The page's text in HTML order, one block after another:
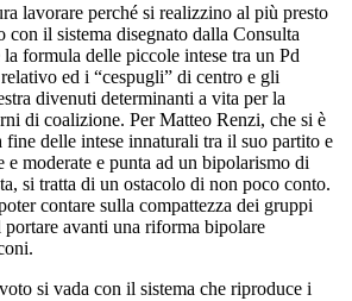
lavorare perché si realizzino al più presto
con il sistema disegnato dalla Consulta
formula delle piccole intese tra un Pd
ed i “cespugli” di centro e gli
divenuti determinanti a vita per la
di coalizione. Per Matteo Renzi, che si è
delle intese innaturali tra il suo partito e
moderate e punta ad un bipolarismo di
si tratta di un ostacolo di non poco conto.
contare sulla compattezza dei gruppi
avanti una riforma bipolare
si vada con il sistema che riproduce i